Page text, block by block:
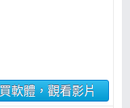
軟體，觀看影片